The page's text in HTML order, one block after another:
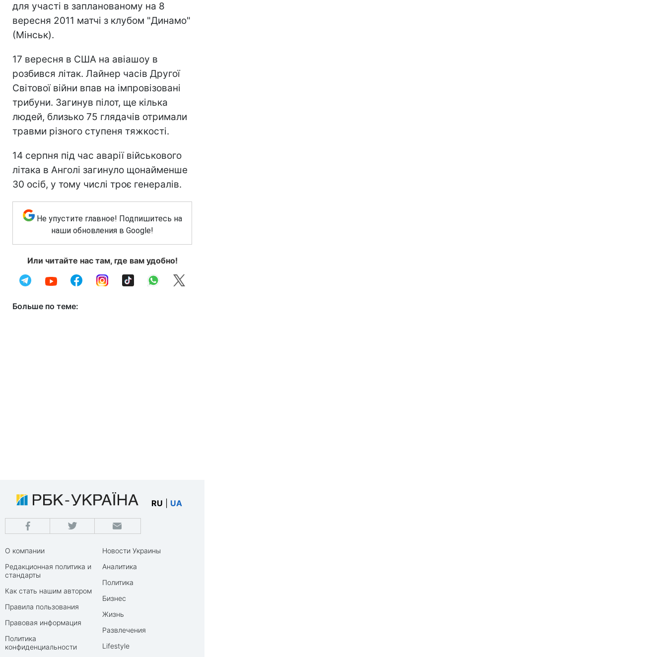
для участі в запланованому на 8
вересня 2011 матчі з клубом "Динамо"
(Мінськ).
17 вересня в США на авіашоу в
розбився літак. Лайнер часів Другої
Світової війни впав на імпровізовані
трибуни. Загинув пілот, ще кілька
людей, близько 75 глядачів отримали
травми різного ступеня тяжкості.
14 серпня під час аварії військового
літака в Анголі загинуло щонайменше
30 осіб, у тому числі троє генералів.
Не упустите главное! Подпишитесь на
наши обновления в Google!
Или читайте нас там, где вам удобно!
Больше по теме:
RU UA
О компании
Редакционная политика и
стандарты
Как стать нашим автором
Правила пользования
Правовая информация
Политика
конфиденциальности
Новости Украины
Аналитика
Политика
Бизнес
Жизнь
Развлечения
Lifestyle